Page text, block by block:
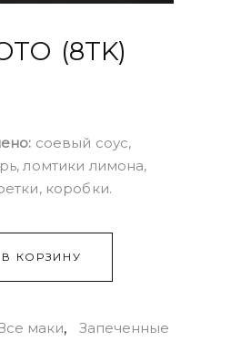
(8TK)
соевый соус,
ломтики лимона,
коробки.
В КОРЗИНУ
маки,
Запеченные